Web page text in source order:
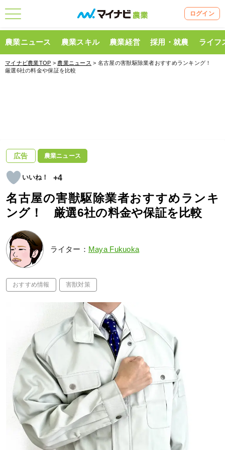
ログイン
農業ニュース 農業スキル 農業経営 採用・就農 ライフ
マイナビ農業TOP > 農業ニュース > 名古屋の害獣駆除業者おすすめランキング！
厳選6社の料金や保証を比較
広告 農業ニュース
+4
名古屋の害獣駆除業者おすすめランキ
ング！ 厳選6社の料金や保証を比較
ライター： Maya Fukuoka
おすすめ情報 害獣対策